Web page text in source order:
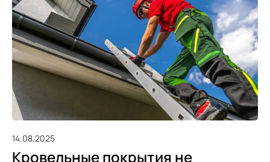
14.08.2025
Кровельные покрытия не